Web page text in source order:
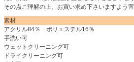
その点ご理解の上、お買い求め下さいますよう
素材
アクリル84％ ポリエステル16％
手洗い可
ウェットクリーニング可
ドライクリーニング可